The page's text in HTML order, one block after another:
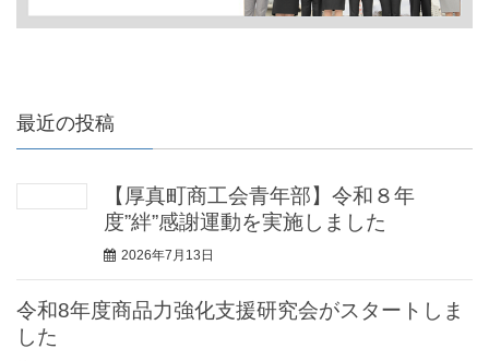
最近の投稿
【厚真町商工会青年部】令和８年
度”絆”感謝運動を実施しました
2026年7月13日
令和8年度商品力強化支援研究会がスタートしま
した